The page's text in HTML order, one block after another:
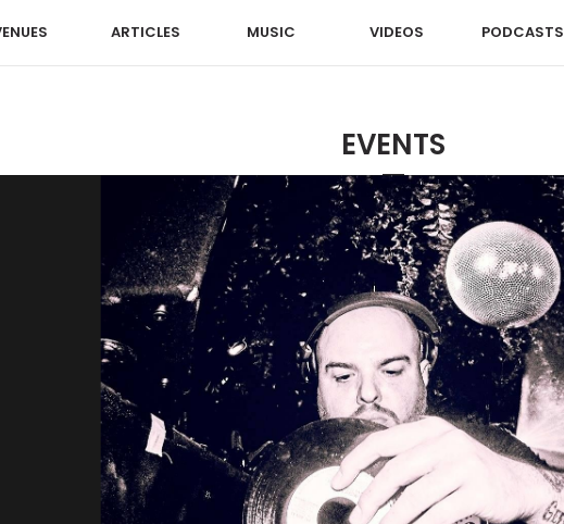
ARTICLES MUSIC VIDEOS PODCASTS
EVENTS